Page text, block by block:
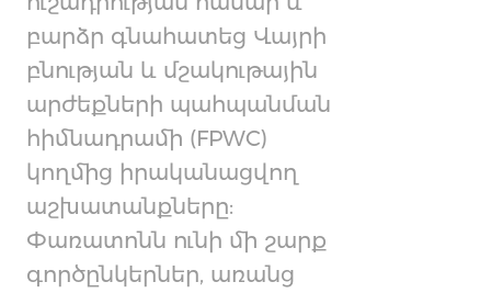
բարձր գնահատեց Վայրի
բնության և մշակութային
արժեքների պահպանման
հիմնադրամի (FPWC)
կողմից իրականացվող
աշխատանքները:
Փառատոնն ունի մի շարք
գործընկերներ, առանց